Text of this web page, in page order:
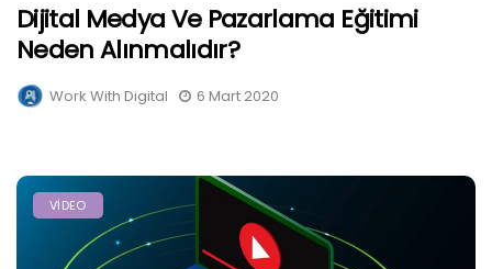
Dijital Medya Ve Pazarlama Eğitimi
Neden Alınmalıdır?
Work With Digital 6 Mart 2020
VIDEO